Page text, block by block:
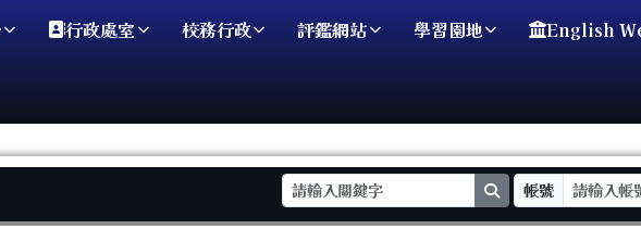
行政處室 校務行政 評鑑網站 學習園地 English
search
帳號